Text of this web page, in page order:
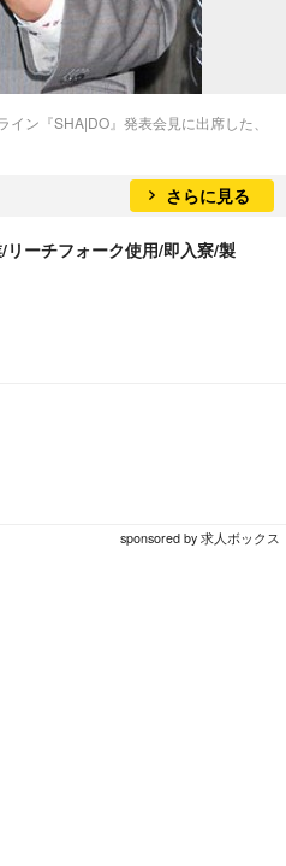
ン『SHA|DO』発表会見に出席した、
さらに見る
リーチフォーク使用/即入寮/製
sponsored by 求人ボックス